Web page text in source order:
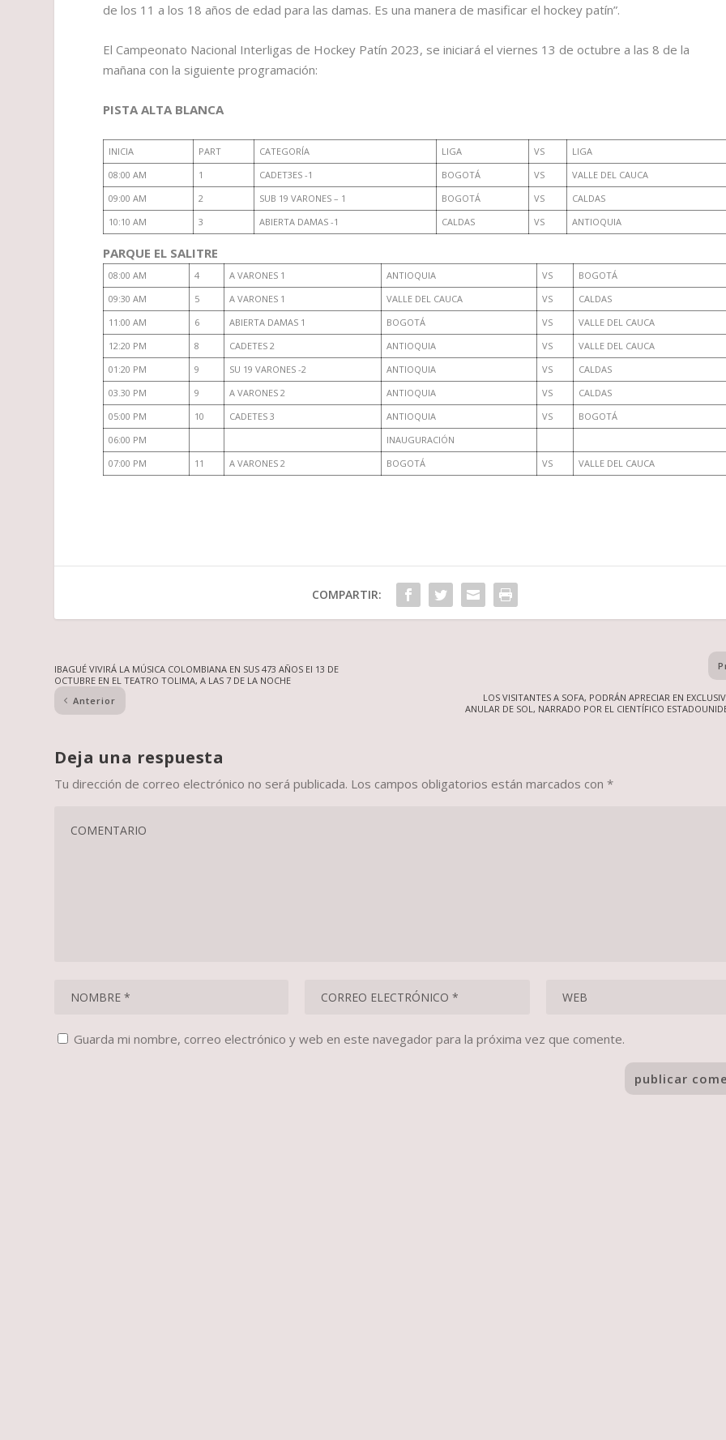
de los 11 a los 18 años de edad para las damas. Es una manera de masificar el hockey patín”.
El Campeonato Nacional Interligas de Hockey Patín 2023, se iniciará el viernes 13 de octubre a las 8 de la
mañana con la siguiente programación:
PISTA ALTA BLANCA
INICIA PART CATEGORÍA LIGA VS
LIGA
08:00 AM
1 CADET3ES -1 BOGOTÁ VS
VALLE DEL CAUCA
09:00 AM
2 SUB 19 VARONES – 1 BOGOTÁ VS
CALDAS
10:10 AM
3 ABIERTA DAMAS -1 CALDAS VS ANTIOQUIA
PARQUE EL SALITRE
08:00 AM 4 A VARONES 1 ANTIOQUIA VS
BOGOTÁ
09:30 AM
5 A VARONES 1 VALLE DEL CAUCA VS
CALDAS
11:00 AM
6 ABIERTA DAMAS 1 BOGOTÁ VS
VALLE DEL CAUCA
12:20 PM
8 CADETES 2 ANTIOQUIA VS
VALLE DEL CAUCA
01:20 PM
9 SU 19 VARONES -2 ANTIOQUIA VS
CALDAS
03.30 PM
9 A VARONES 2 ANTIOQUIA VS
CALDAS
05:00 PM
10 CADETES 3 ANTIOQUIA VS
BOGOTÁ
06:00 PM
INAUGURACIÓN
07:00 PM
11 A VARONES 2 BOGOTÁ VS VALLE DEL CAUCA
COMPARTIR:
IBAGUÉ VIVIRÁ LA MÚSICA COLOMBIANA EN SUS 473 AÑOS El 13 DE
OCTUBRE EN EL TEATRO TOLIMA, A LAS 7 DE LA NOCHE
Anterior
LOS VISITANTES A SOFA, PODRÁN APRECIAR EN
ANULAR DE SOL, NARRADO POR EL CIENTÍFICO
Deja una respuesta
Tu dirección de correo electrónico no será publicada. Los campos obligatorios están marcados con*
Guarda mi nombre, correo electrónico y web en este navegador para la próxima vez que comente.